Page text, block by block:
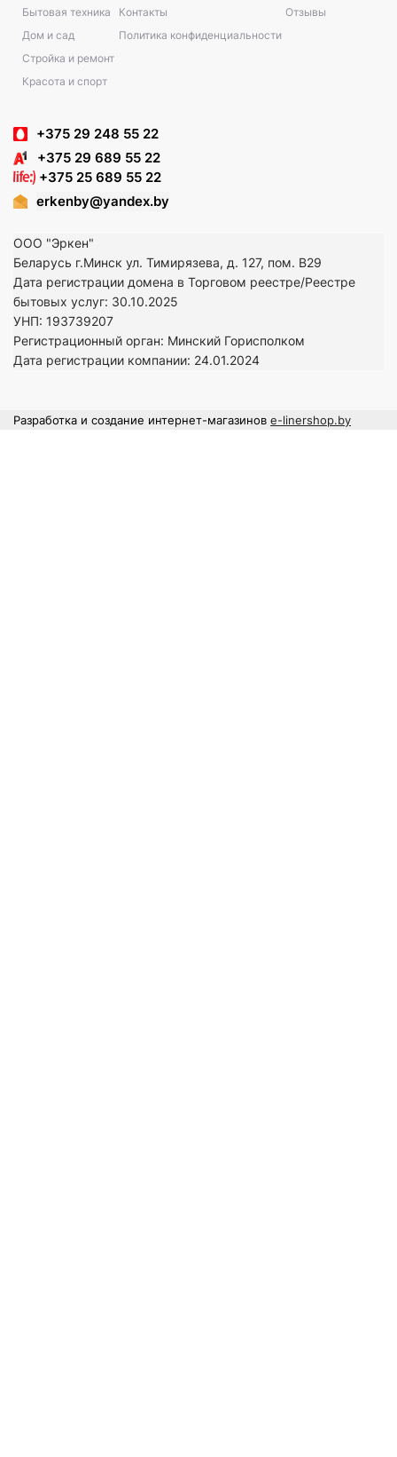
Бытовая техника
Дом и сад
Стройка и ремонт
Красота и спорт
Контакты
Политика конфиденциальности
Отзывы
+375 29 248 55 22
+375 29 689 55 22
+375 25 689 55 22
erkenby@yandex.by
ООО "Эркен"
Беларусь г.Минск ул. Тимирязева, д. 127, пом. В29
Дата регистрации домена в Торговом реестре/Реестре
бытовых услуг: 30.10.2025
УНП: 193739207
Регистрационный орган: Минский Горисполком
Дата регистрации компании: 24.01.2024
Разработка и создание интернет-магазинов e-linershop.by